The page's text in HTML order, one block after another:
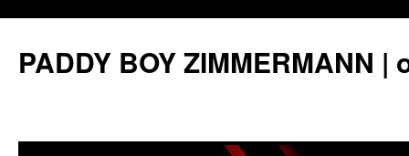
PADDY BOY ZIMMERMANN